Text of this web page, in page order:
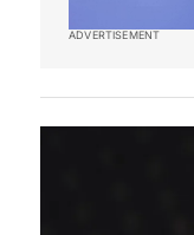
ADVERTISEMENT